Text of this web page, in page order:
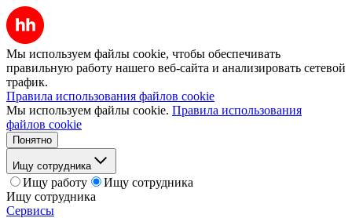
Мы используем файлы cookie, чтобы обеспечивать
правильную работу нашего веб-сайта и анализировать сетевой
трафик.
Правила использования файлов cookie
Мы используем файлы cookie. Правила использования
файлов cookie
Понятно
Ищу сотрудника
Ищу работу
Ищу сотрудника
Ищу сотрудника
Сервисы